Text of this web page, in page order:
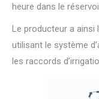
heure dans le
Le producteur a ainsi
utilisant le système
les raccords